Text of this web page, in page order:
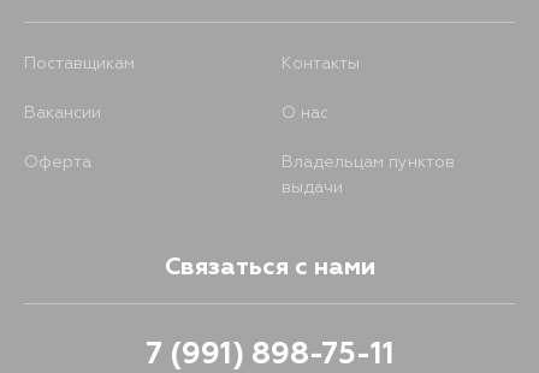
Поставщикам Контакты
Вакансии О нас
Оферта
Владельцам пунктов
выдачи
Связаться с нами
7 (991) 898-75-11